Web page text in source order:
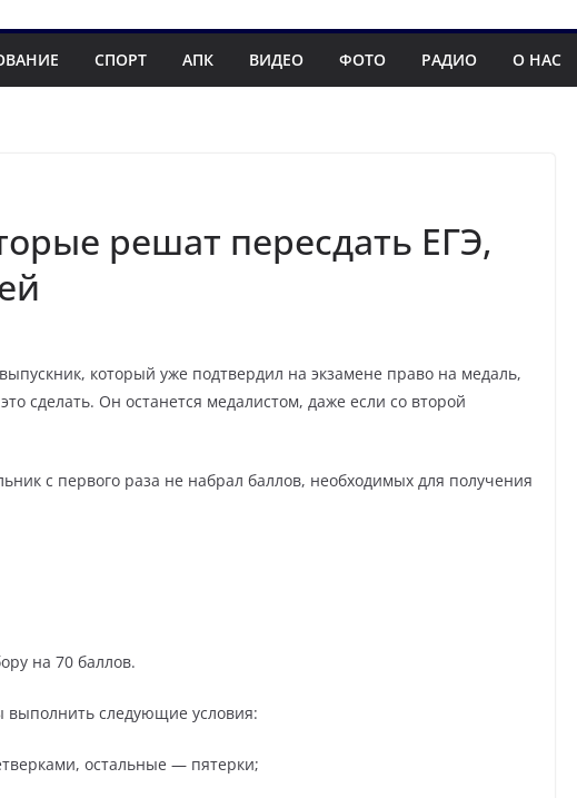
СПОРТ АПК ВИДЕО ФОТО РАДИО О НАС
решат пересдать ЕГЭ,
который уже подтвердил на экзамене право на медаль,
сделать. Он останется медалистом, даже если со второй
с первого раза не набрал баллов, необходимых для получения
на 70 баллов.
следующие условия:
остальные — пятерки;